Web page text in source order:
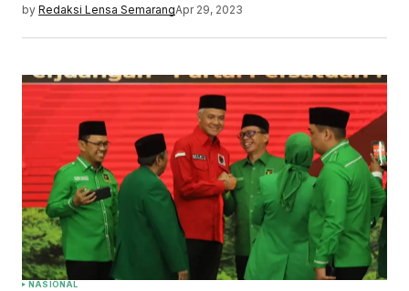
by Redaksi Lensa SemarangApr 29, 2023
NASIONAL